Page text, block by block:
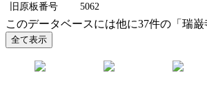
旧原板番号
5062
このデータベースには他に37件の「瑞